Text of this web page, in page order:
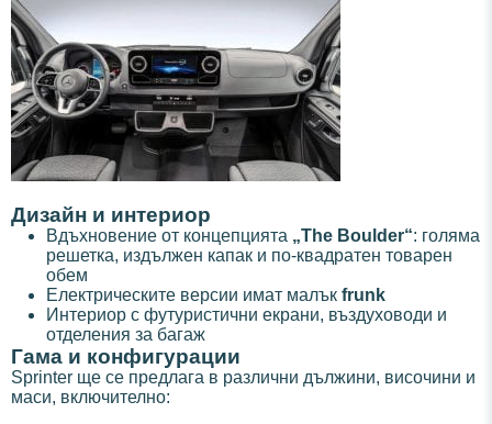
Дизайн и интериор
Вдъхновение от концепцията „The Boulder“: голяма
решетка, издължен капак и по-квадратен товарен
обем
Електрическите версии имат малък frunk
Интериор с футуристични екрани, въздуховоди и
отделения за багаж
Гама и конфигурации
Sprinter ще се предлага в различни дължини, височини и
маси, включително: